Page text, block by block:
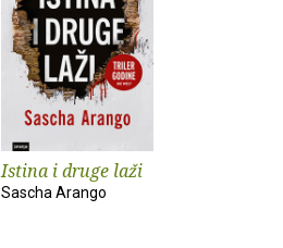
Istina i druge laži
Sascha Arango